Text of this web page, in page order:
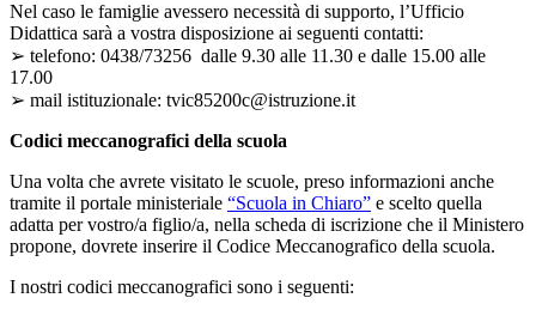
Nel caso le famiglie avessero necessità di supporto, l’Ufficio
Didattica sarà a vostra disposizione ai seguenti contatti:
➢ telefono: 0438/73256 dalle 9.30 alle 11.30 e dalle 15.00 alle
17.00
➢ mail istituzionale: tvic85200c@istruzione.it
Codici meccanografici della scuola
Una volta che avrete visitato le scuole, preso informazioni anche
tramite il portale ministeriale “Scuola in Chiaro” e scelto quella
adatta per vostro/a figlio/a, nella scheda di iscrizione che il Ministero
propone, dovrete inserire il Codice Meccanografico della scuola.
I nostri codici meccanografici sono i seguenti: